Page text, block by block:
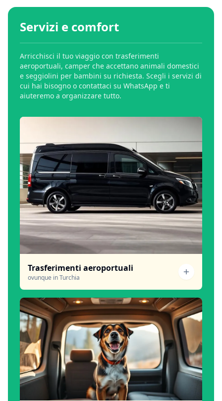
Servizi e comfort
Arricchisci il tuo viaggio con trasferimenti
aeroportuali, camper che accettano animali domestici
e seggiolini per bambini su richiesta. Scegli i servizi di
cui hai bisogno o contattaci su WhatsApp e ti
aiuteremo a organizzare tutto.
Trasferimenti aeroportuali
ovunque in Turchia